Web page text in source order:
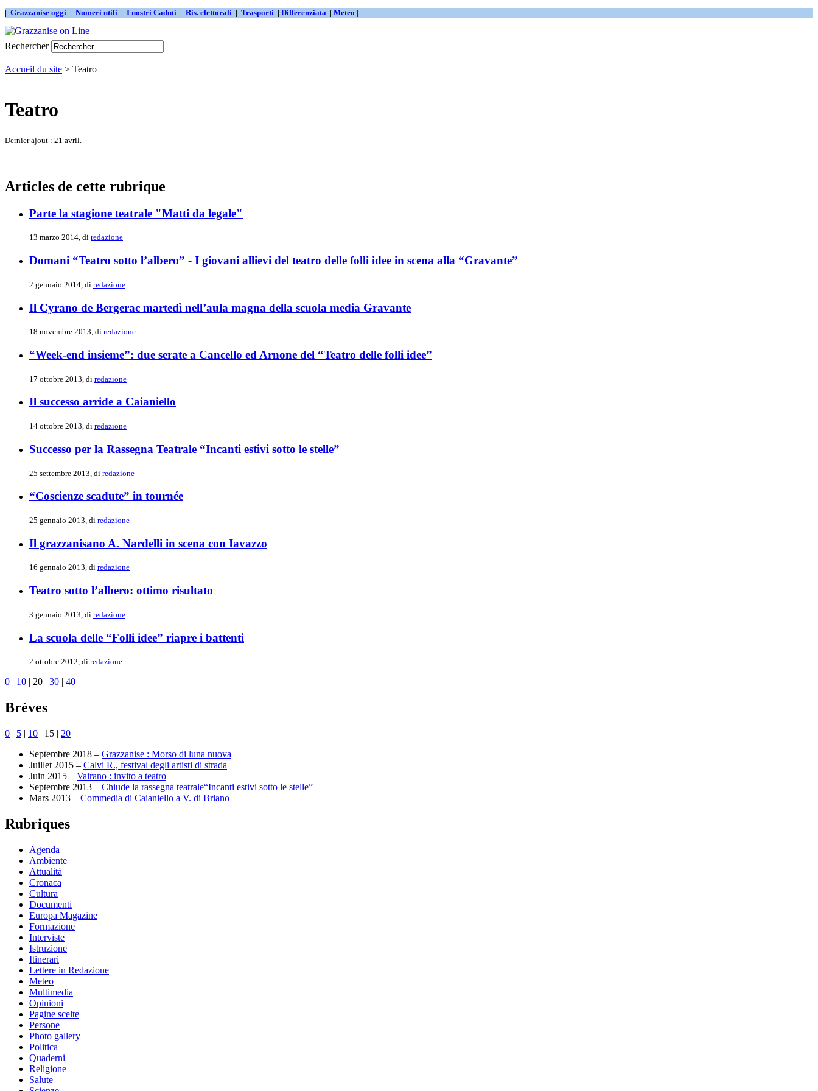
| Grazzanise oggi | Numeri utili | I nostri Caduti | Ris. elettorali | Trasporti | Differenziata | Meteo |
Rechercher
Accueil du site > Teatro
Teatro
Dernier ajout : 21 avril.
Articles de cette rubrique
Parte la stagione teatrale "Matti da legale"
13 marzo 2014, di redazione
Domani “Teatro sotto l’albero” - I giovani allievi del teatro delle folli idee in scena alla “Gravante”
2 gennaio 2014, di redazione
Il Cyrano de Bergerac martedì nell’aula magna della scuola media Gravante
18 novembre 2013, di redazione
“Week-end insieme”: due serate a Cancello ed Arnone del “Teatro delle folli idee”
17 ottobre 2013, di redazione
Il successo arride a Caianiello
14 ottobre 2013, di redazione
Successo per la Rassegna Teatrale “Incanti estivi sotto le stelle”
25 settembre 2013, di redazione
“Coscienze scadute” in tournée
25 gennaio 2013, di redazione
Il grazzanisano A. Nardelli in scena con Iavazzo
16 gennaio 2013, di redazione
Teatro sotto l’albero: ottimo risultato
3 gennaio 2013, di redazione
La scuola delle “Folli idee” riapre i battenti
2 ottobre 2012, di redazione
0 | 10 | 20 | 30 | 40
Brèves
0 | 5 | 10 | 15 | 20
Septembre 2018 – Grazzanise : Morso di luna nuova
Juillet 2015 – Calvi R., festival degli artisti di strada
Juin 2015 – Vairano : invito a teatro
Septembre 2013 – Chiude la rassegna teatrale“Incanti estivi sotto le stelle”
Mars 2013 – Commedia di Caianiello a V. di Briano
Rubriques
Agenda
Ambiente
Attualità
Cronaca
Cultura
Documenti
Europa Magazine
Formazione
Interviste
Istruzione
Itinerari
Lettere in Redazione
Meteo
Multimedia
Opinioni
Pagine scelte
Persone
Photo gallery
Politica
Quaderni
Religione
Salute